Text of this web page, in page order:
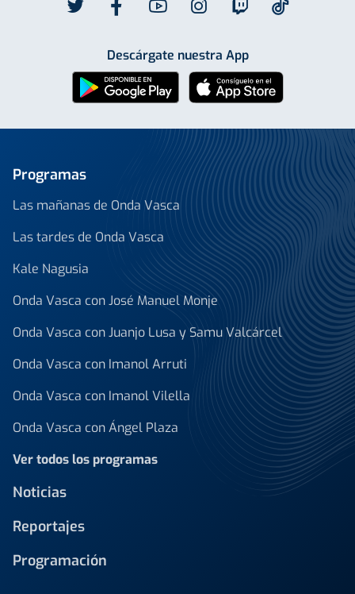
Descárgate nuestra App
Programas
Las mañanas de Onda Vasca
Las tardes de Onda Vasca
Kale Nagusia
Onda Vasca con José Manuel Monje
Onda Vasca con Juanjo Lusa y Samu Valcárcel
Onda Vasca con Imanol Arruti
Onda Vasca con Imanol Vilella
Onda Vasca con Ángel Plaza
Ver todos los programas
Noticias
Reportajes
Programación